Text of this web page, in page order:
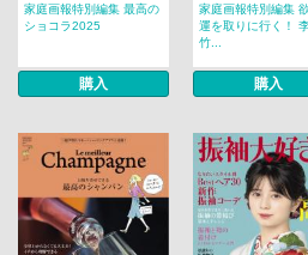
家庭画報特別編集 最高の
ショコラ2025
購入
家庭画報特別編集
運を取りに行く！
竹...
購入